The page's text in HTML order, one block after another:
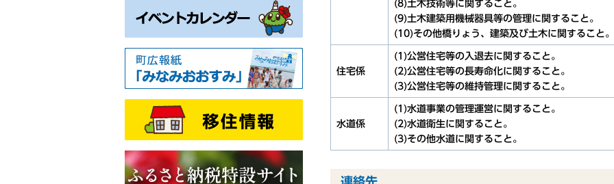
(8)土木技術等に関すること。
(9)土木建築用機械器具等の管理に関すること。
(10)その他橋りょう、建築及び土木に関すること。
住宅係
(1)公営住宅等の入退去に関すること。
(2)公営住宅等の長寿命化に関すること。
(3)公営住宅等の維持管理に関すること。
水道係
(1)水道事業の管理運営に関すること。
(2)水道衛生に関すること。
(3)その他水道に関すること。
連絡先